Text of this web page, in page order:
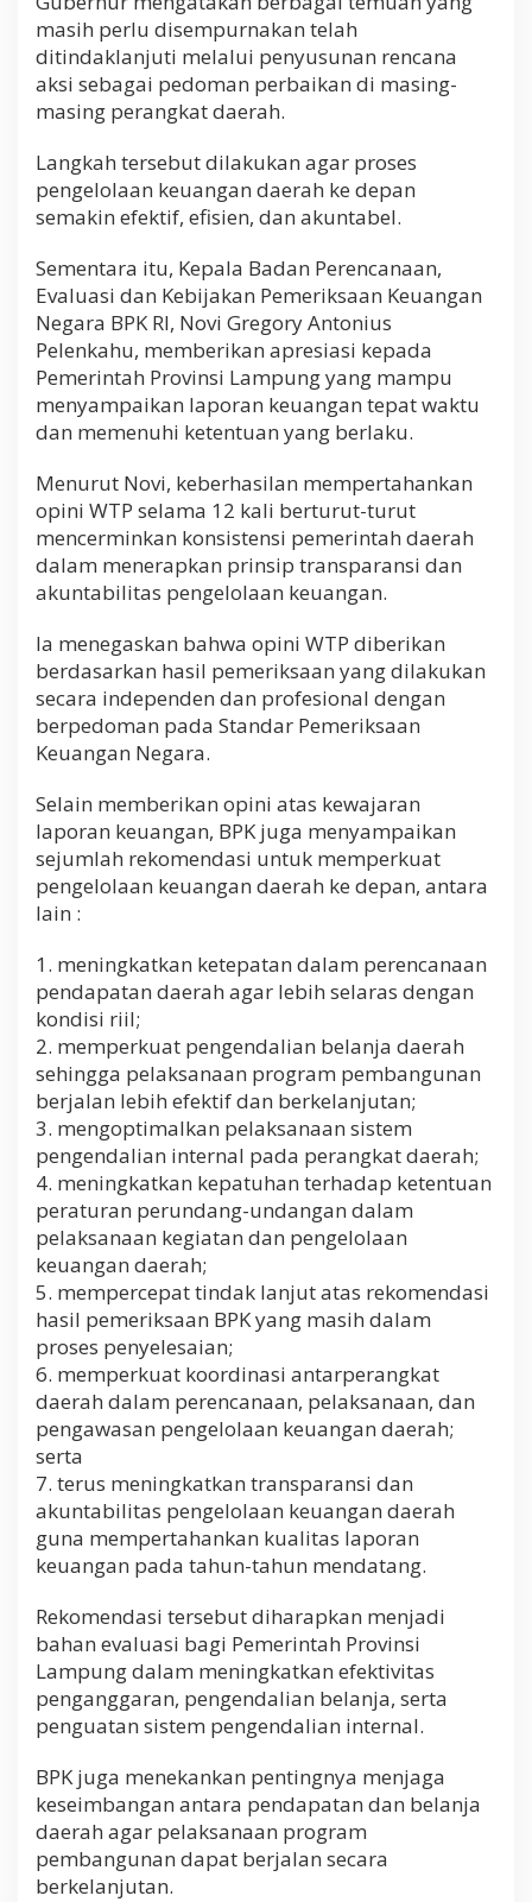
masih perlu disempurnakan telah
ditindaklanjuti melalui penyusunan rencana
aksi sebagai pedoman perbaikan di masing-
masing perangkat daerah.
Langkah tersebut dilakukan agar proses
pengelolaan keuangan daerah ke depan
semakin efektif, efisien, dan akuntabel.
Sementara itu, Kepala Badan Perencanaan,
Evaluasi dan Kebijakan Pemeriksaan Keuangan
Negara BPK RI, Novi Gregory Antonius
Pelenkahu, memberikan apresiasi kepada
Pemerintah Provinsi Lampung yang mampu
menyampaikan laporan keuangan tepat waktu
dan memenuhi ketentuan yang berlaku.
Menurut Novi, keberhasilan mempertahankan
opini WTP selama 12 kali berturut-turut
mencerminkan konsistensi pemerintah daerah
dalam menerapkan prinsip transparansi dan
akuntabilitas pengelolaan keuangan.
Ia menegaskan bahwa opini WTP diberikan
berdasarkan hasil pemeriksaan yang dilakukan
secara independen dan profesional dengan
berpedoman pada Standar Pemeriksaan
Keuangan Negara.
Selain memberikan opini atas kewajaran
laporan keuangan, BPK juga menyampaikan
sejumlah rekomendasi untuk memperkuat
pengelolaan keuangan daerah ke depan, antara
lain :
1. meningkatkan ketepatan dalam perencanaan
pendapatan daerah agar lebih selaras dengan
kondisi riil;
2. memperkuat pengendalian belanja daerah
sehingga pelaksanaan program pembangunan
berjalan lebih efektif dan berkelanjutan;
3. mengoptimalkan pelaksanaan sistem
pengendalian internal pada perangkat daerah;
4. meningkatkan kepatuhan terhadap ketentuan
peraturan perundang-undangan dalam
pelaksanaan kegiatan dan pengelolaan
keuangan daerah;
5. mempercepat tindak lanjut atas rekomendasi
hasil pemeriksaan BPK yang masih dalam
proses penyelesaian;
6. memperkuat koordinasi antarperangkat
daerah dalam perencanaan, pelaksanaan, dan
pengawasan pengelolaan keuangan daerah;
serta
7. terus meningkatkan transparansi dan
akuntabilitas pengelolaan keuangan daerah
guna mempertahankan kualitas laporan
keuangan pada tahun-tahun mendatang.
Rekomendasi tersebut diharapkan menjadi
bahan evaluasi bagi Pemerintah Provinsi
Lampung dalam meningkatkan efektivitas
penganggaran, pengendalian belanja, serta
penguatan sistem pengendalian internal.
BPK juga menekankan pentingnya menjaga
keseimbangan antara pendapatan dan belanja
daerah agar pelaksanaan program
pembangunan dapat berjalan secara
berkelanjutan.